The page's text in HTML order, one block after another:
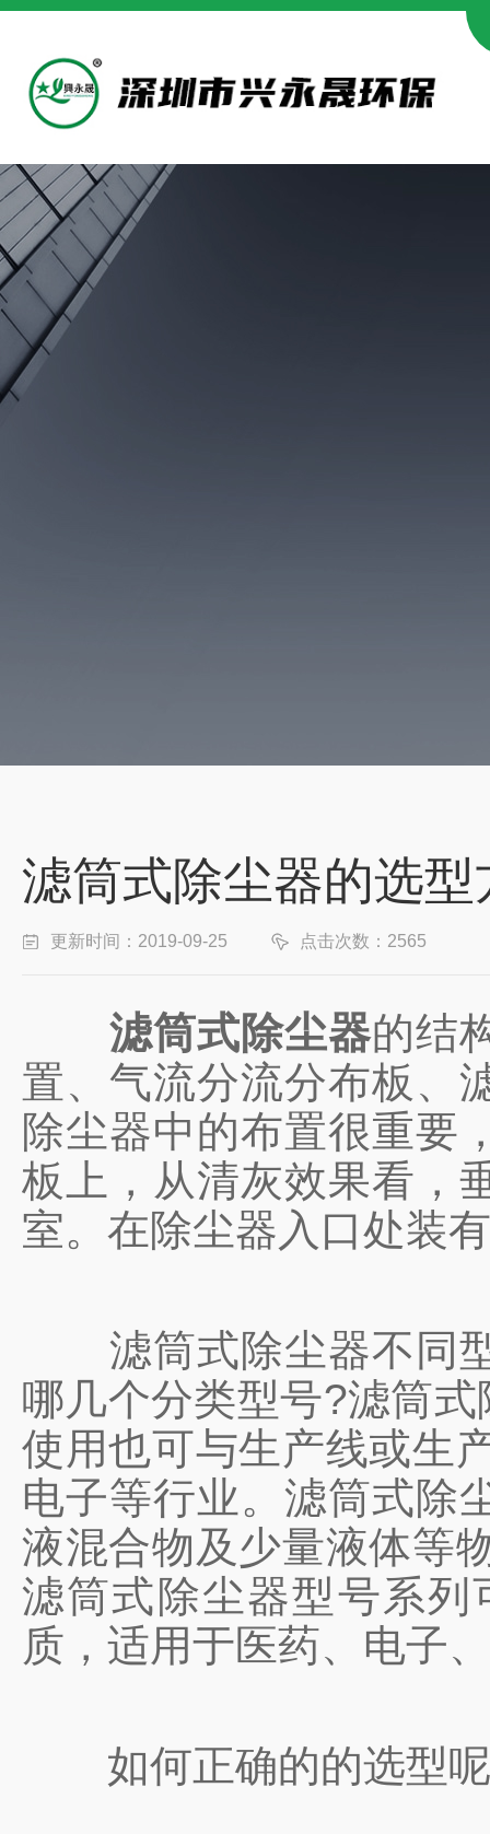
滤筒式除尘器的选
更新时间：2019-09-25 点击次数：2565
滤筒式除尘器的结
置、气流分流分布板、
除尘器中的布置很重
板上，从清灰效果看，
室。在除尘器入口处装
滤筒式除尘器不同型
哪几个分类型号?滤筒
使用也可与生产线或生
电子等行业。滤筒式除
液混合物及少量液体等
滤筒式除尘器型号系
质，适用于医药、电子
如何正确的的选型